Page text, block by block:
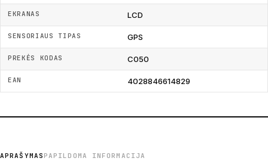
EKRANAS LCD
SENSORIAUS TIPAS GPS
PREKĖS KODAS C050
EAN 4028846614829
APRAŠYMAS PAPILDOMA INFORMACIJA